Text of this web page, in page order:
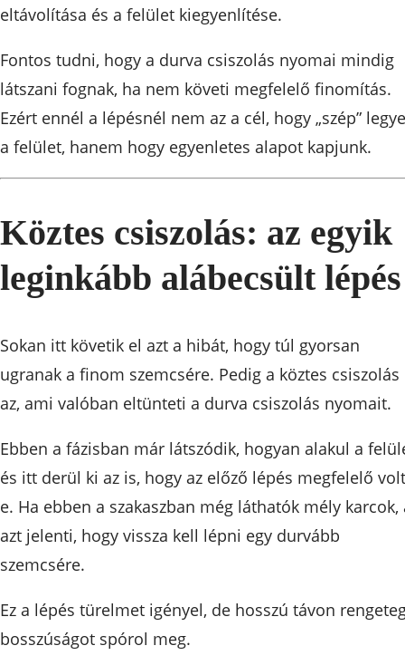
eltávolítása és a felület kiegyenlítése.
Fontos tudni, hogy a durva csiszolás nyomai mindig
látszani fognak, ha nem követi megfelelő finomítás.
Ezért ennél a lépésnél nem az a cél, hogy „szép”
a felület, hanem hogy egyenletes alapot kapjunk.
Köztes csiszolás: az egyik
leginkább alábecsült lépés
Sokan itt követik el azt a hibát, hogy túl gyorsan
ugranak a finom szemcsére. Pedig a köztes csiszolás
az, ami valóban eltünteti a durva csiszolás nyomait.
Ebben a fázisban már látszódik, hogyan alakul a
és itt derül ki az is, hogy az előző lépés megfelelő
e. Ha ebben a szakaszban még láthatók mély karcok,
azt jelenti, hogy vissza kell lépni egy durvább
szemcsére.
Ez a lépés türelmet igényel, de hosszú távon
bosszúságot spórol meg.